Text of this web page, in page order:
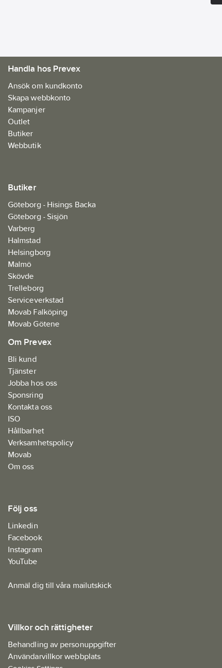
Handla hos Prevex
Ansök om kundkonto
Skapa webbkonto
Kampanjer
Outlet
Butiker
Webbutik
Butiker
Göteborg - Hisings Backa
Göteborg - Sisjön
Varberg
Halmstad
Helsingborg
Malmö
Skövde
Trelleborg
Serviceverkstad
Movab Falköping
Movab Götene
Om Prevex
Bli kund
Tjänster
Jobba hos oss
Sponsring
Kontakta oss
ISO
Hållbarhet
Verksamhetspolicy
Movab
Om oss
Följ oss
Linkedin
Facebook
Instagram
YouTube
Anmäl dig till våra mailutskick
Villkor och rättigheter
Behandling av personuppgifter
Användarvillkor webbplats